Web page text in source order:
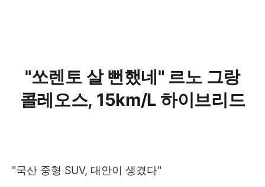
"쏘렌토 살 뻔했네" 르노 그랑
콜레오스, 15km/L 하이브리드
"국산 중형 SUV, 대안이 생겼다"